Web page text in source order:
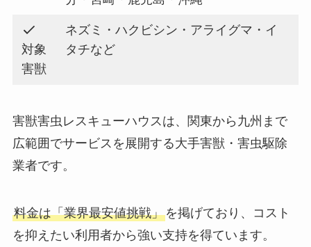
対象
害獣
ネズミ・ハクビシン・アライグマ・イ
タチなど
害獣害虫レスキューハウスは、関東から九州まで
広範囲でサービスを展開する大手害獣・害虫駆除
業者です。
料金は「業界最安値挑戦」を掲げており、コスト
を抑えたい利用者から強い支持を得ています。